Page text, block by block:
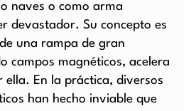
naves o como arma
devastador. Su concepto es
una rampa de gran
campos magnéticos, acelera
ella. En la práctica, diversos
han hecho inviable que